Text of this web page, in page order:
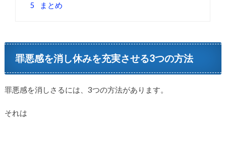
5 まとめ
罪悪感を消し休みを充実させる3つの方法
罪悪感を消しさるには、3つの方法があります。
それは